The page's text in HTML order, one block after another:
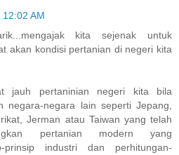
AM
kita sejenak untuk
akan kondisi pertanian di negeri kita
jauh pertaninian negeri kita bila
negara-negara lain seperti Jepang,
Jerman atau Taiwan yang telah
pertanian modern yang
prinsip industri dan perhitungan-